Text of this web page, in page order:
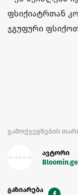
ფსიქიატრთან
ჯგუფური
გამოქვეყნების
ავტორი
Bloomin.ge
გაზიარება